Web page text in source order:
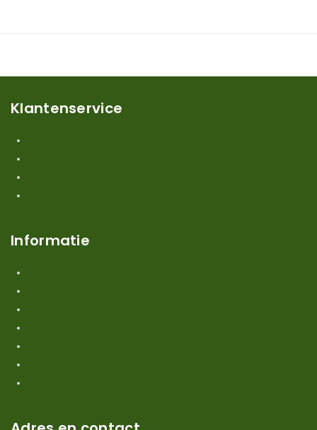
Klantenservice
Informatie